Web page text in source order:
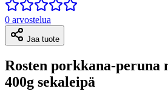
0 arvostelua
Jaa tuote
Rosten porkkana-peruna
400g sekaleipä